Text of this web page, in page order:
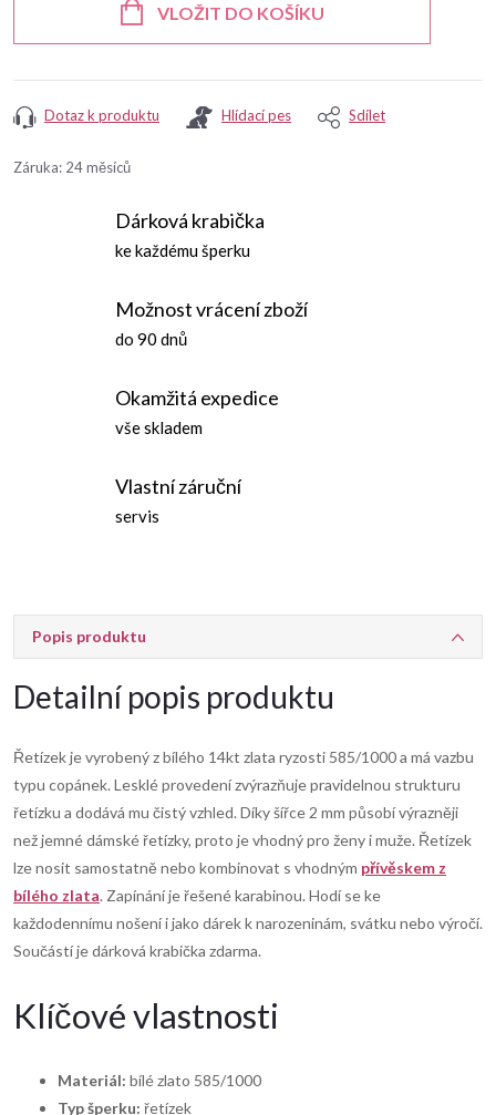
VLOŽIT DO KOŠÍKU
Dotaz k produktu Hlídací pes Sdílet
Záruka: 24 měsíců
Dárková krabička
ke každému šperku
Možnost vrácení zboží
do 90 dnů
Okamžitá expedice
vše skladem
Vlastní záruční
servis
Popis produktu
Detailní popis produktu
Řetízek je vyrobený z bílého 14kt zlata ryzosti 585/1000 a má vazbu
typu copánek. Lesklé provedení zvýrazňuje pravidelnou strukturu
řetízku a dodává mu čistý vzhled. Díky šířce 2 mm působí výrazněji
než jemné dámské řetízky, proto je vhodný pro ženy i muže. Řetízek
lze nosit samostatně nebo kombinovat s vhodným přívěskem z
bílého zlata. Zapínání je řešené karabinou. Hodí se ke
každodennímu nošení i jako dárek k narozeninám, svátku nebo výročí.
Součástí je dárková krabička zdarma.
Klíčové vlastnosti
Materiál: bílé zlato 585/1000
Typ šperku: řetízek